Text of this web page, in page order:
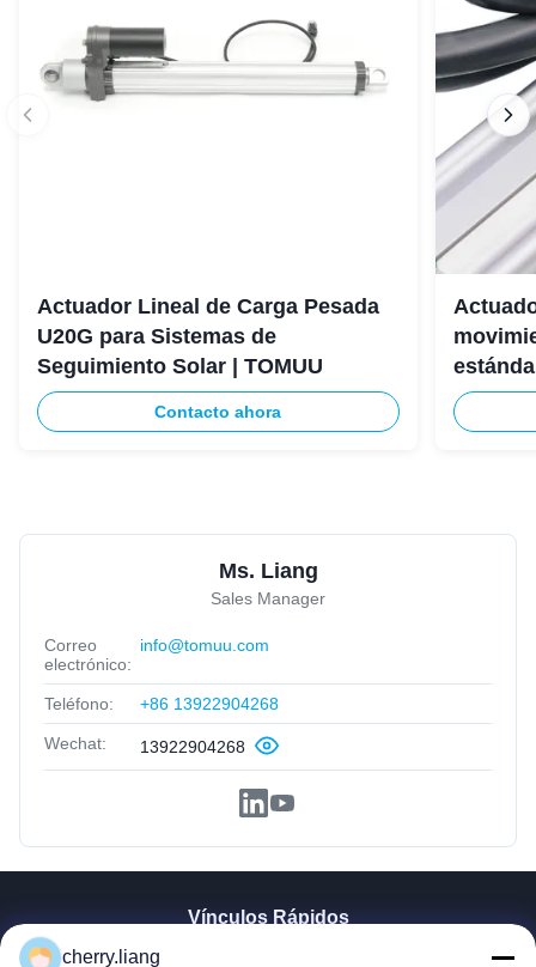
Actuador Lineal de Carga Pesada
U20G para Sistemas de
Seguimiento Solar | TOMUU
Contacto ahora
CSP
Ms. Liang
Sales Manager
Correo
electrónico:
info@tomuu.com
Teléfono: +86 13922904268
Wechat: 13922904268
Vínculos Rápidos
cherry.liang